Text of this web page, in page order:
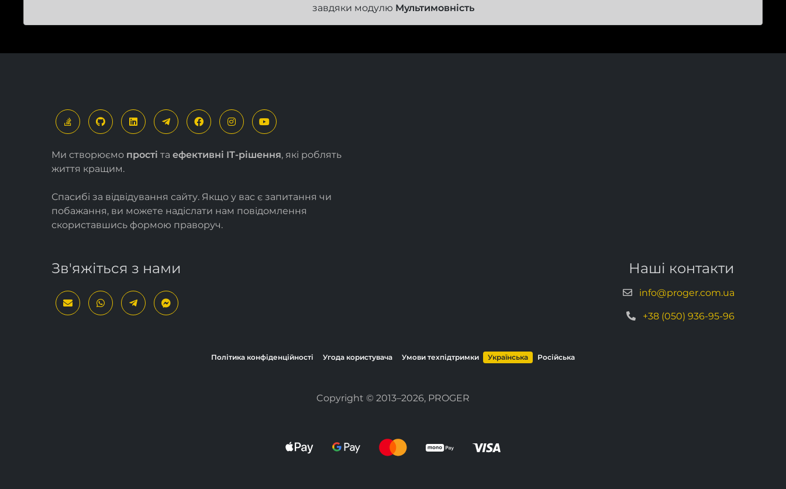
завдяки модулю Мультимовність
Ми створюємо прості та ефективні ІТ-рішення, які роблять
життя кращим.
Спасибі за відвідування сайту. Якщо у вас є запитання чи
побажання, ви можете надіслати нам повідомлення
скориставшись формою праворуч.
Зв'яжіться з нами Наші контакти
info@proger.com.ua
+38 (050) 936-95-96
Політика конфіденційності Угода користувача Умови техпідтримки Українська Російська
Copyright © 2013–2026, PROGER